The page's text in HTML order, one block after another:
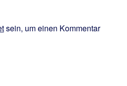
sein, um einen Kommentar